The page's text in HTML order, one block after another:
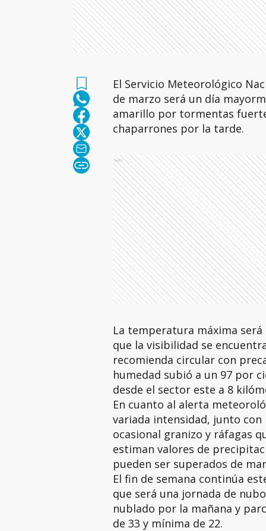
El Servicio Meteorológico
de marzo será un día
amarillo por tormentas
chaparrones por la tarde.
Ads
La temperatura máxima
que la visibilidad se
recomienda circular con
humedad subió a un 97 por
desde el sector este a 8
En cuanto al alerta
variada intensidad, junto
ocasional granizo y ráfagas
estiman valores de
pueden ser superados de
El fin de semana continúa
que será una jornada de
nublado por la mañana y
de 33 y mínima de 22.